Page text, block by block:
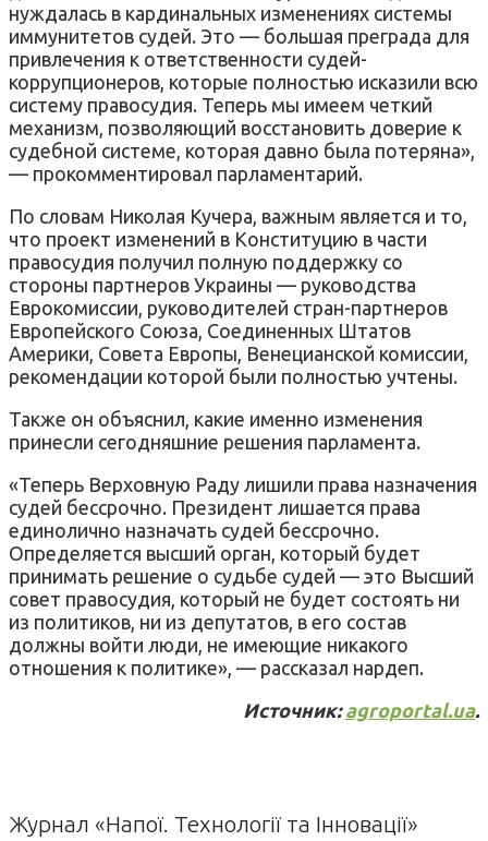
нуждалась в кардинальных изменениях системы
иммунитетов судей. Это — большая преграда для
привлечения к ответственности судей-
коррупционеров, которые полностью исказили всю
систему правосудия. Теперь мы имеем четкий
механизм, позволяющий восстановить доверие к
судебной системе, которая давно была потеряна»,
— прокомментировал парламентарий.
По словам Николая Кучера, важным является и то,
что проект изменений в Конституцию в части
правосудия получил полную поддержку со
стороны партнеров Украины — руководства
Еврокомиссии, руководителей стран-партнеров
Европейского Союза, Соединенных Штатов
Америки, Совета Европы, Венецианской комиссии,
рекомендации которой были полностью учтены.
Также он объяснил, какие именно изменения
принесли сегодняшние решения парламента.
«Теперь Верховную Раду лишили права назначения
судей бессрочно. Президент лишается права
единолично назначать судей бессрочно.
Определяется высший орган, который будет
принимать решение о судьбе судей — это Высший
совет правосудия, который не будет состоять ни
из политиков, ни из депутатов, в его состав
должны войти люди, не имеющие никакого
отношения к политике», — рассказал нардеп.
Источник:agroportal.ua.
Журнал «Напої. Технології та Інновації»